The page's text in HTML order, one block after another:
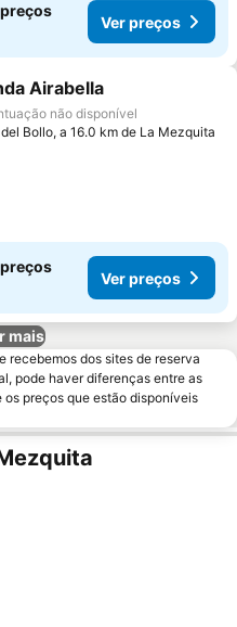
Ver preços
aos favoritos
Airabella
não disponível
Bollo, a 16.0 km de La Mezquita
Ver preços
mais
recebemos dos sites de reserva
pode haver diferenças entre as
preços que estão disponíveis